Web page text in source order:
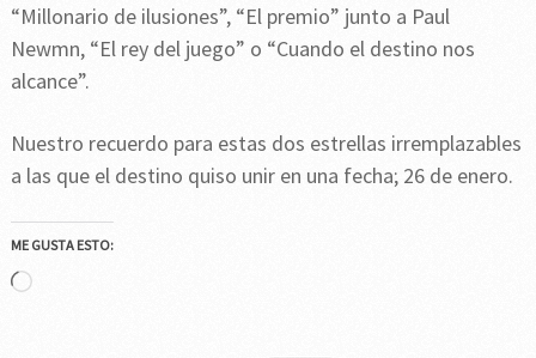
“Millonario de ilusiones”, “El premio” junto a Paul
Newmn, “El rey del juego” o “Cuando el destino nos
alcance”.
Nuestro recuerdo para estas dos estrellas irremplazables
a las que el destino quiso unir en una fecha; 26 de enero.
ME GUSTA ESTO:
Cargando...